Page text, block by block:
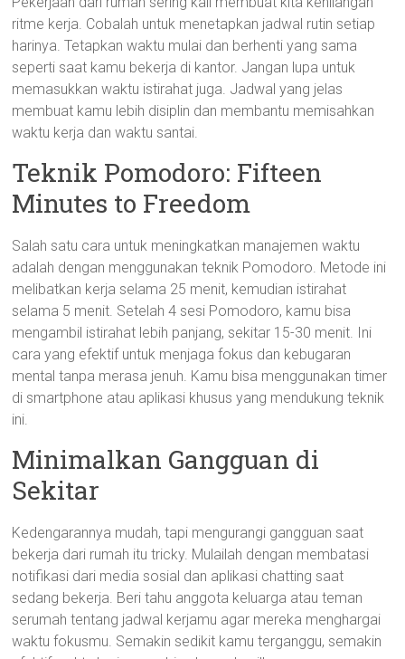
ritme kerja. Cobalah untuk menetapkan jadwal rutin setiap
harinya. Tetapkan waktu mulai dan berhenti yang sama
seperti saat kamu bekerja di kantor. Jangan lupa untuk
memasukkan waktu istirahat juga. Jadwal yang jelas
membuat kamu lebih disiplin dan membantu memisahkan
waktu kerja dan waktu santai.
Teknik Pomodoro: Fifteen
Minutes to Freedom
Salah satu cara untuk meningkatkan manajemen waktu
adalah dengan menggunakan teknik Pomodoro. Metode ini
melibatkan kerja selama 25 menit, kemudian istirahat
selama 5 menit. Setelah 4 sesi Pomodoro, kamu bisa
mengambil istirahat lebih panjang, sekitar 15-30 menit. Ini
cara yang efektif untuk menjaga fokus dan kebugaran
mental tanpa merasa jenuh. Kamu bisa menggunakan timer
di smartphone atau aplikasi khusus yang mendukung teknik
ini.
Minimalkan Gangguan di
Sekitar
Kedengarannya mudah, tapi mengurangi gangguan saat
bekerja dari rumah itu tricky. Mulailah dengan membatasi
notifikasi dari media sosial dan aplikasi chatting saat
sedang bekerja. Beri tahu anggota keluarga atau teman
serumah tentang jadwal kerjamu agar mereka menghargai
waktu fokusmu. Semakin sedikit kamu terganggu, semakin